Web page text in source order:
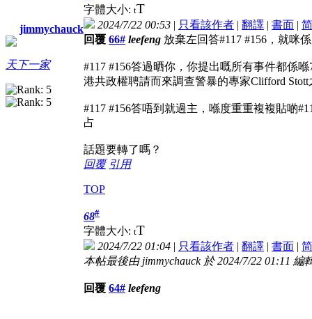
jimmychauck
天下一家
字體大小: tT
2024/7/22 00:53 | 只看該作者 | 翻譯 | 書面 | 简
回覆 66# leefeng 放棄左回答#117 #156，就咪
#117 #156答過晒你，你提出嘅所有事件都係
港共政權聘請而來調查警暴的專家Clifford Stott
#117 #156答唔到就過主，喺度重重複複貼啲
占
話題要轉了嗎？
回覆 引用
TOP
68#
字體大小: tT
2024/7/22 01:04 | 只看該作者 | 翻譯 | 書面 | 简
本帖最後由 jimmychauck 於 2024/7/22 01:11 編
回覆 64# leefeng